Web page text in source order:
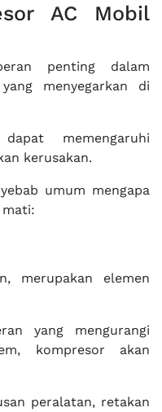
AC Mobil
penting dalam
menyegarkan di
memengaruhi
kerusakan.
umum mengapa
merupakan elemen
yang mengurangi
kompresor akan
peralatan, retakan